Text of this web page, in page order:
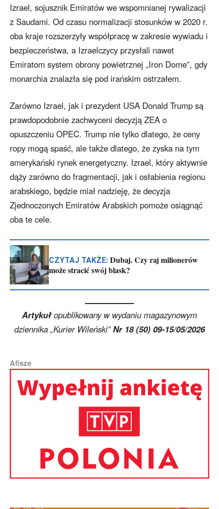
Izrael, sojusznik Emiratów we wspomnianej rywalizacji
z Saudami. Od czasu normalizacji stosunków w 2020 r.
oba kraje rozszerzyły współpracę w zakresie wywiadu i
bezpieczeństwa, a Izraelczycy przysłali nawet
Emiratom system obrony powietrznej „Iron Dome”, gdy
monarchia znalazła się pod irańskim ostrzałem.
Zarówno Izrael, jak i prezydent USA Donald Trump są
prawdopodobnie zachwyceni decyzją ZEA o
opuszczeniu OPEC. Trump nie tylko dlatego, że ceny
ropy mogą spaść, ale także dlatego, że zyska na tym
amerykański rynek energetyczny. Izrael, który aktywnie
dąży zarówno do fragmentacji, jak i osłabienia regionu
arabskiego, będzie miał nadzieję, że decyzja
Zjednoczonych Emiratów Arabskich pomoże osiągnąć
oba te cele.
CZYTAJ TAKŻE: Dubaj. Czy raj milionerów
może stracić swój blask?
Artykułopublikowany w wydaniu magazynowym
dziennika „Kurier Wileński”Nr 18 (50) 09-15/05/2026
Afisze